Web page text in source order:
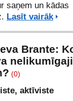
saņem un kādas
Lasīt vairāk
Brante:
(0)
aktīviste